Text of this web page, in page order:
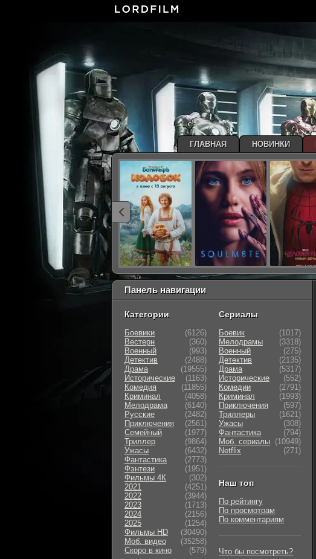
Панель навигации
Категории
Боевики
(6126)
Вестерн
(360)
Военный
(993)
Детектив
(2488)
Драма
(19555)
Исторические
(1163)
Комедия
(11855)
Криминал
(4058)
Мелодрама
(6140)
Русские
(2482)
Приключения
(2561)
Семейный
(1977)
Триллер
(9864)
Ужасы
(6432)
Фантастика
(2773)
Фэнтези
(1951)
Фильмы 4К
(302)
2021
(4251)
2022
(3944)
2023
(1713)
2024
(2156)
2025
(1254)
Фильмы HD
(30490)
Моб. видео
(35258)
Скоро в кино
(579)
Сериалы
Боевик
(1017)
Мелодрамы
(3318)
Военный
(275)
Детектив
(2135)
Драма
(5317)
Исторические
(552)
Комедии
(2791)
Криминал
(1993)
Приключения
(597)
Триллеры
(1621)
Ужасы
(308)
Фантастика
(794)
Моб. сериалы (10949)
Netflix
(271)
Наш топ
По рейтингу
По просмотрам
По комментариям
Что бы посмотреть?
ГЛАВНАЯ НОВИНКИ